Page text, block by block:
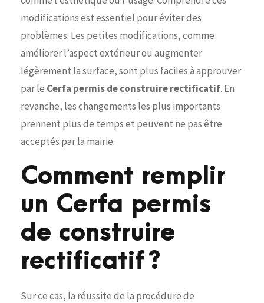
modifications est essentiel pour éviter des
problèmes. Les petites modifications, comme
améliorer l’aspect extérieur ou augmenter
légèrement la surface, sont plus faciles à approuver
par le Cerfa permis de construire rectificatif. En
revanche, les changements les plus importants
prennent plus de temps et peuvent ne pas être
acceptés par la mairie.
Comment remplir
un Cerfa permis
de construire
rectificatif ?
Sur ce cas, la réussite de la procédure de